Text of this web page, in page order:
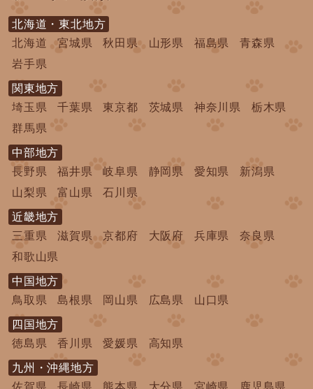
北海道・東北地方
北海道
宮城県 秋田県 山形県 福島県
青森県
岩手県
関東地方
埼玉県
千葉県 東京都 茨城県 神奈川県
栃木県
群馬県
中部地方
長野県
福井県 岐阜県 静岡県 愛知県
新潟県
山梨県
富山県 石川県
近畿地方
三重県
滋賀県 京都府 大阪府 兵庫県
奈良県
和歌山県
中国地方
鳥取県
島根県 岡山県 広島県 山口県
四国地方
徳島県
香川県 愛媛県 高知県
九州・沖縄地方
佐賀県
長崎県 熊本県 大分県 宮崎県
鹿児島県